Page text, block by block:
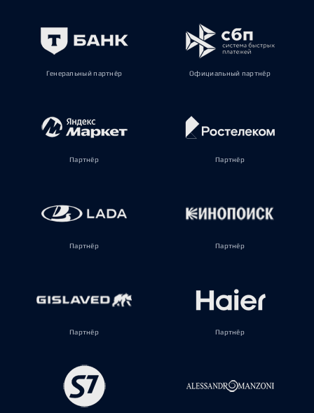
Генеральный партнёр Официальный партнёр
Партнёр Партнёр
Партнёр Партнёр
Партнёр Партнёр